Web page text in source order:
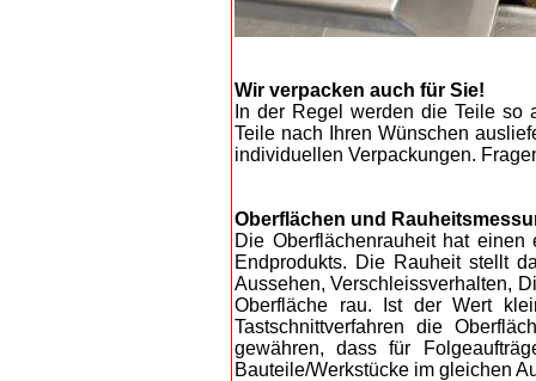
Wir verpacken auch für Sie!
In der Regel werden die Teile so
Teile nach Ihren Wünschen
individuellen Verpackungen.
Oberflächen und
Die Oberflächenrauheit hat
Endprodukts. Die Rauheit stellt
Aussehen, Verschleissverhalten,
Oberfläche rau. Ist der Wert
Tastschnittverfahren die
gewähren, dass für
Bauteile/Werkstücke im gleichen